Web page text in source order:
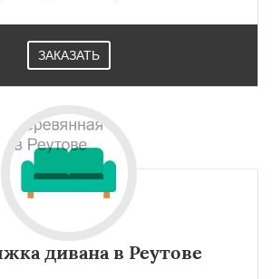
ЗАКАЗАТЬ
дивана в Реутове